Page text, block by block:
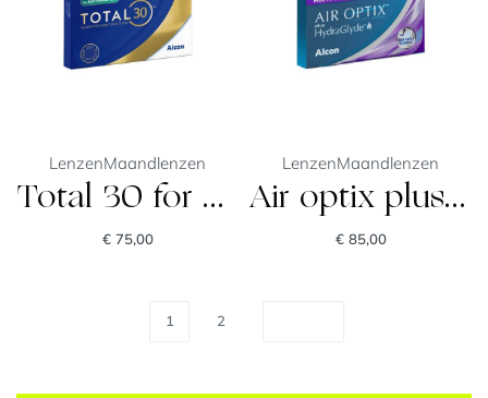
LenzenMaandlenzen
Total 30 for astigmatism
€75,00
LenzenMaandlenzen
Air optix plus hydraglyde multifocal
€85,00
1 2